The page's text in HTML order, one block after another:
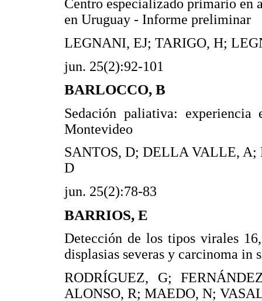
Centro especializado primario en
en Uruguay - Informe preliminar
LEGNANI, EJ; TARIGO, H;
jun. 25(2):92-101
BARLOCCO, B
Sedación paliativa:
Montevideo
SANTOS, D; DELLA VALLE,
D
jun. 25(2):78-83
BARRIOS, E
Detección de los tipos virales
displasias severas y carcinoma in
RODRÍGUEZ, G;
ALONSO, R; MAEDO, N;